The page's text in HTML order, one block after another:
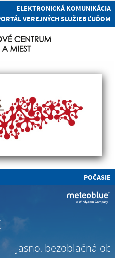
ELEKTRONICKÁ KOMUNIKÁCIA
VEREJNÝCH SLUŽIEB ĽUĎOM
POČASIE